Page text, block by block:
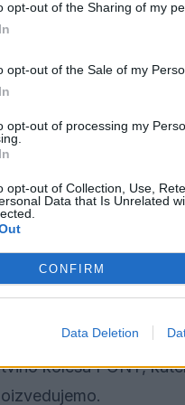
opt-out of the Sharing of my
opt-out of the Sale of my
opt-out of processing my
opt-out of Collection, Use,
Data that Is Unrelated
CONFIRM
Data Deletion
da ga je v
lastnika kršitelja
mladoletni sin,
ga je
kolesa PONY,